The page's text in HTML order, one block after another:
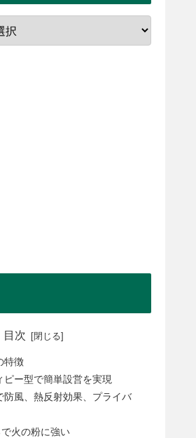
目次
特徴
ピー型で簡単設営を実現
防風、熱反射効果、プライバ
火の粉に強い